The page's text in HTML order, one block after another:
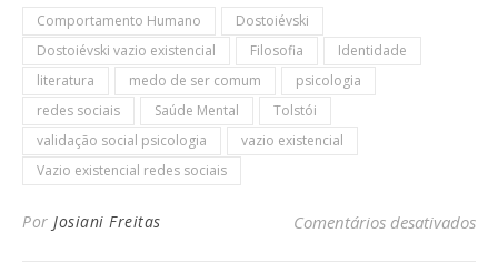
Comportamento Humano
Dostoiévski
Dostoiévski vazio existencial
Filosofia
Identidade
literatura
medo de ser comum
psicologia
redes sociais
Saúde Mental
Tolstói
validação social psicologia
vazio existencial
Vazio existencial redes sociais
Por Josiani Freitas Comentários desativados